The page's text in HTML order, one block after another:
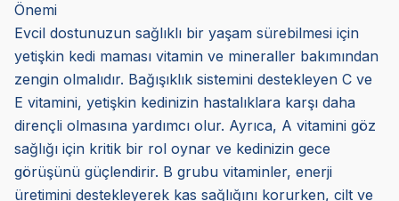
Önemi
Evcil dostunuzun sağlıklı bir yaşam sürebilmesi için
yetişkin kedi maması vitamin ve mineraller bakımından
zengin olmalıdır. Bağışıklık sistemini destekleyen C ve
E vitamini, yetişkin kedinizin hastalıklara karşı daha
dirençli olmasına yardımcı olur. Ayrıca, A vitamini göz
sağlığı için kritik bir rol oynar ve kedinizin gece
görüşünü güçlendirir. B grubu vitaminler, enerji
üretimini destekleyerek kas sağlığını korurken, cilt ve